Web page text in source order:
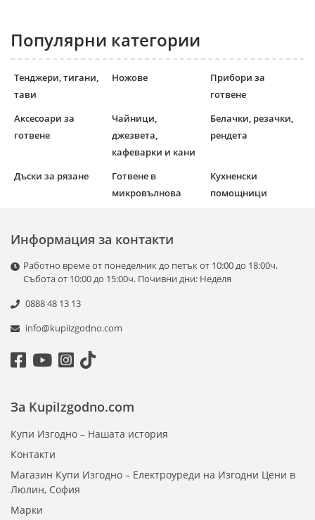
Популярни категории
Тенджери, тигани,
тави
Ножове
Прибори за
готвене
Аксесоари за
готвене
Чайници,
джезвета,
кафеварки и кани
Белачки, резачки,
рендета
Дъски за рязане
Готвене в
микровълнова
Кухненски
помощници
Информация за контакти
Работно време от понеделник до петък от 10:00 до 18:00ч.
Събота от 10:00 до 15:00ч. Почивни дни: Неделя
0888 48 13 13
info@kupiizgodno.com
За KupiIzgodno.com
Купи Изгодно – Нашата история
Контакти
Магазин Купи Изгодно – Електроуреди на Изгодни Цени в
Люлин, София
Марки